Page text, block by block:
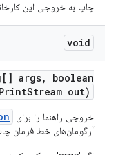
چاپ به خروجی این
void
args,
boolean
PrintStream out)
خروجی راهنما را برای
آرگومان‌های خط فرمان